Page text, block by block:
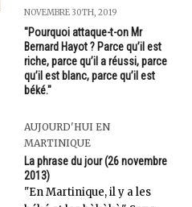
NOVEMBRE 30TH, 2019
"Pourquoi attaque-t-on Mr
Bernard Hayot ? Parce qu’il est
riche, parce qu’il a réussi, parce
qu’il est blanc, parce qu’il est
béké."
AUJOURD'HUI EN
MARTINIQUE
La phrase du jour (26 novembre
2013)
"En Martinique, il y a les